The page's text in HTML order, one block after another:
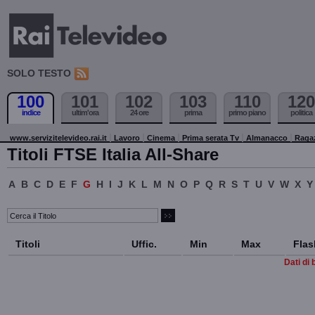
SOLO TESTO
100
indice
101
ultim'ora
102
24 ore
103
prima
110
primo piano
120
politica
www.servizitelevideo.rai.it Lavoro Cinema Prima serata Tv Almanacco
Titoli FTSE Italia All-Share
A B C D E F G H I J K L M N O P Q R S T U V W X Y
Titoli Uffic. Min Max
Dati di